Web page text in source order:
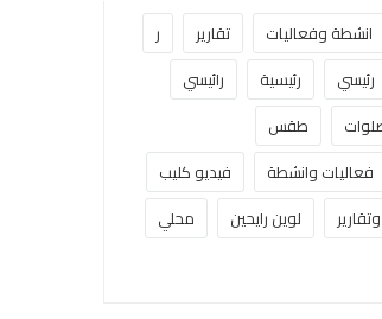
انشطة وفعاليات تقارير
ر
رئيسي رئيسية
رائيسي
طقس
فعاليات وانشطة
فيديو كليب
لوين رايحين
محلي